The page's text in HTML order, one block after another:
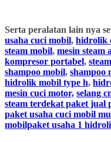
Serta peralatan lain nya
usaha cuci mobil, hidrolik
steam mobil, mesin steam
kompresor portabel,
shampoo mobil, shampoo
hidrolik mobil type h,
mesin cuci motor, selang
steam terdekat paket jual
paket usaha cuci mobil
mobilpaket usaha 1